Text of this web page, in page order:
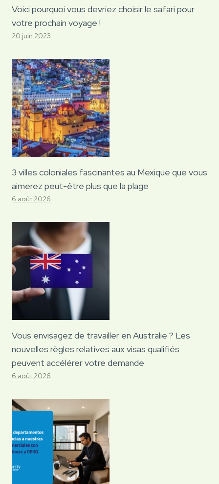
Voici pourquoi vous devriez choisir le safari pour
votre prochain voyage !
20 juin 2023
3 villes coloniales fascinantes au Mexique que vous
aimerez peut-être plus que la plage
6 août 2026
Vous envisagez de travailler en Australie ? Les
nouvelles règles relatives aux visas qualifiés
peuvent accélérer votre demande
6 août 2026